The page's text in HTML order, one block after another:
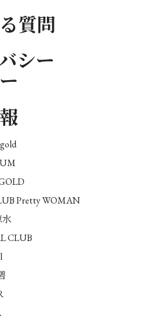
質問
シー
Pretty WOMAN
水
CLUB